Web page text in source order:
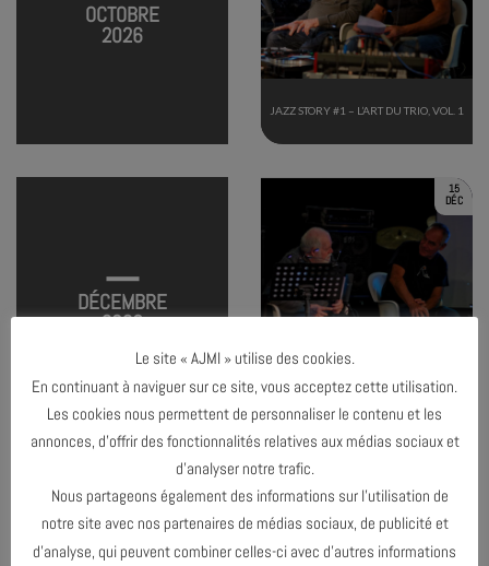
OCTOBRE
2026
JAZZ STORY #1 – L’ART DU TRIO, VOL. 1
DÉCEMBRE
2026
15
DÉC
JAZZ STORY #3 – JAZZ EN FRANCE,
Le site « AJMI » utilise des cookies.
En continuant à naviguer sur ce site, vous acceptez cette utilisation.
Les cookies nous permettent de personnaliser le contenu et les
annonces, d’offrir des fonctionnalités relatives aux médias sociaux et
d’analyser notre trafic.
Nous partageons également des informations sur l’utilisation de
notre site avec nos partenaires de médias sociaux, de publicité et
d’analyse, qui peuvent combiner celles-ci avec d’autres informations